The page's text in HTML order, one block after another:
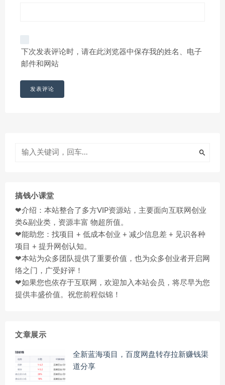
下次发表评论时，请在此浏览器中保存我的姓名、电子
邮件和网站
搞钱小课堂
❤介绍：本站整合了多方VIP资源站，主要面向互联网创业
类&副业类，资源丰富 物超所值。
❤能助您：找项目 + 低成本创业 + 减少信息差 + 见识各种
项目 + 提升网创认知。
❤本站为众多团队提供了重要价值，也为众多创业者开启网
络之门，广受好评！
❤如果您也依存于互联网，欢迎加入本站会员，将尽早为您
提供丰盛价值。祝您前程似锦！
文章展示
全新蓝海项目，百度网盘转存拉新赚钱渠
道分享